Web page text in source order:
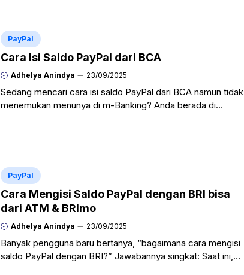
PayPal
Cara Isi Saldo PayPal dari BCA
Adhelya Anindya 23/09/2025
Sedang mencari cara isi saldo PayPal dari BCA namun tidak
menemukan menunya di m-Banking? Anda berada di
PayPal
Cara Mengisi Saldo PayPal dengan BRI bisa
dari ATM & BRImo
Adhelya Anindya 23/09/2025
Banyak pengguna baru bertanya, “bagaimana cara mengisi
saldo PayPal dengan BRI?” Jawabannya singkat: Saat ini,